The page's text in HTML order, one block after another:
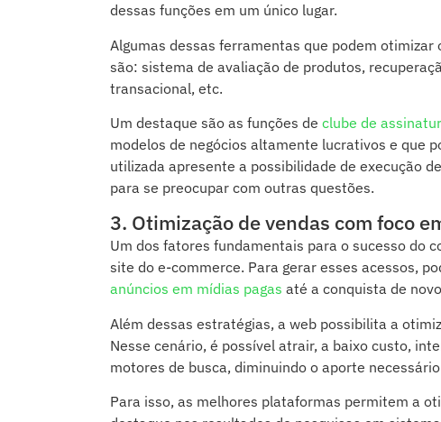
dessas funções em um único lugar.
Algumas dessas ferramentas que podem
são: sistema de avaliação de produtos,
transacional, etc.
Um destaque são as funções de clube de
modelos de negócios altamente lucrativos e que
utilizada apresente a possibilidade de execução
para se preocupar com outras questões.
3. Otimização de vendas com foco
Um dos fatores fundamentais para o sucesso do
site do e-commerce. Para gerar esses acessos,
anúncios em mídias pagas até a conquista de
Além dessas estratégias, a web possibilita a
Nesse cenário, é possível atrair, a baixo custo,
motores de busca, diminuindo o aporte
Para isso, as melhores plataformas permitem a